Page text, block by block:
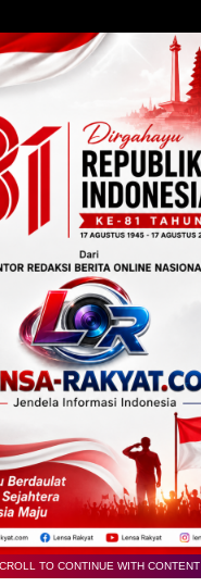
TO CONTINUE WITH CONTENT